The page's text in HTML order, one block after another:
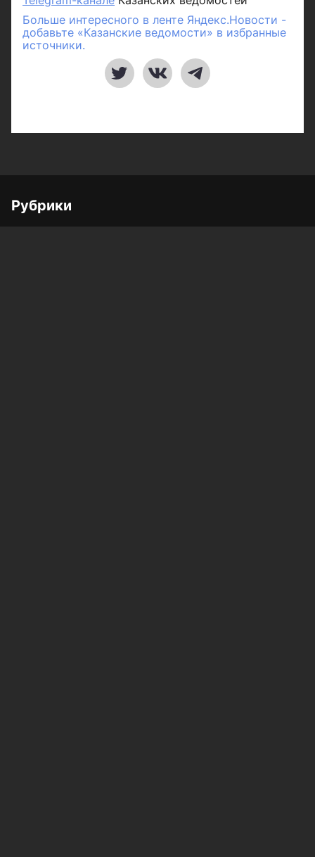
Больше интересного в ленте Яндекс.Новости -
добавьте «Казанские ведомости» в избранные
источники.
Рубрики